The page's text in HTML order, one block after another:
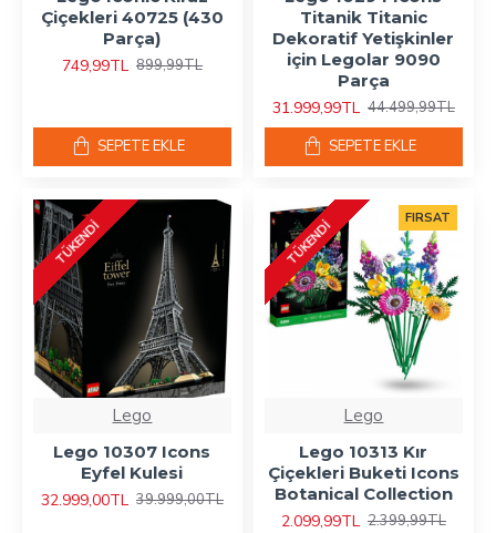
Çiçekleri 40725 (430
Parça)
749,99TL 899,99TL
SEPETE EKLE
Titanik Titanic
Dekoratif Yetişkinler
için Legolar 9090
Parça
31.999,99TL 44.499,99TL
SEPETE EKLE
TÜKENDI
Lego
Lego 10307 Icons
Eyfel Kulesi
32.999,00TL 39.999,00TL
FIRSAT
TÜKENDI
Lego
Lego 10313 Kır
Çiçekleri Buketi Icons
Botanical Collection
2.099,99TL 2.399,99TL